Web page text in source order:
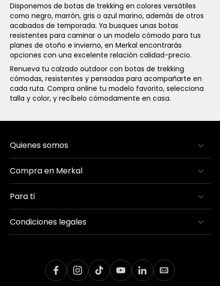
Disponemos de botas de trekking en colores versátiles
como negro, marrón, gris o azul marino, además de otros
acabados de temporada. Ya busques unas botas
resistentes para caminar o un modelo cómodo para tus
planes de otoño e invierno, en Merkal encontrarás
opciones con una excelente relación calidad-precio.
Renueva tu calzado outdoor con botas de trekking
cómodas, resistentes y pensadas para acompañarte en
cada ruta. Compra online tu modelo favorito, selecciona
talla y color, y recíbelo cómodamente en casa.
Quienes somos
Compra en Merkal
Para ti
Condiciones legales